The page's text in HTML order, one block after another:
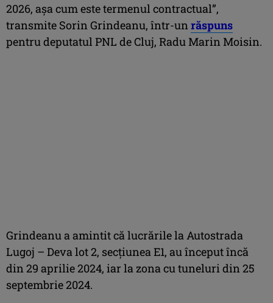
2026, așa cum este termenul contractual”,
transmite Sorin Grindeanu, într-unrăspuns
pentru deputatul PNL de Cluj, Radu Marin Moisin.
Grindeanu a amintit că lucrările la Autostrada
Lugoj – Deva lot 2, secțiunea E1, au început încă
din 29 aprilie 2024, iar la zona cu tuneluri din 25
septembrie 2024.